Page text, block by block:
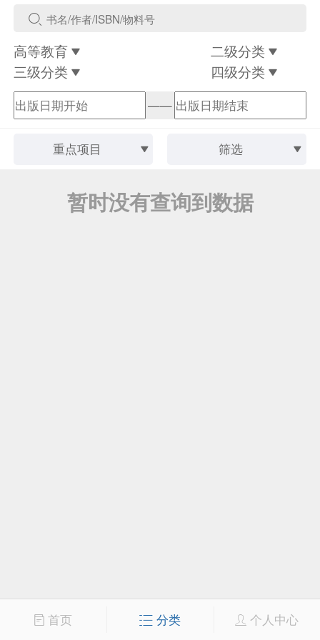
高等教育
二级分类
三级分类
四级分类
——
重点项目 筛选
暂时没有查询到数据
首页 分类 个人中心